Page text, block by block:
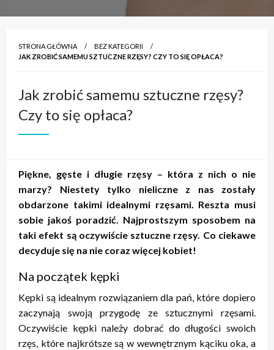
STRONA GŁÓWNA
BEZ KATEGORII
JAK ZROBIĆ SAMEMU SZTUCZNE RZĘSY? CZY TO SIĘ OPŁACA?
Jak zrobić samemu sztuczne rzęsy?
Czy to się opłaca?
Piękne, gęste i długie rzęsy – która z nich o nie
marzy? Niestety tylko nieliczne z nas zostały
obdarzone takimi idealnymi rzęsami. Reszta musi
sobie jakoś poradzić. Najprostszym sposobem na
taki efekt są oczywiście sztuczne rzęsy. Co ciekawe
decyduje się na nie coraz więcej kobiet!
Na początek kępki
Kępki są idealnym rozwiązaniem dla pań, które dopiero
zaczynają swoją przygodę ze sztucznymi rzęsami.
Oczywiście kępki należy dobrać do długości swoich
rzęs, które najkrótsze są w wewnętrznym kąciku oka, a